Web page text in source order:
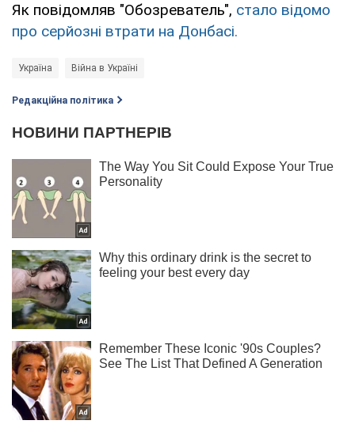
Як повідомляв "Обозреватель", стало відомо
про серйозні втрати на Донбасі.
Україна Війна в Україні
Редакційна політика